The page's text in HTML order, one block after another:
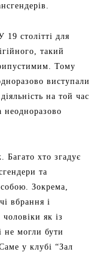
столітті для
такий
Тому
виступали
на той час
неодноразово
Багато хто згадує
та
Зокрема,
вбрання і
як із
не могли бути
у клубі “Зал